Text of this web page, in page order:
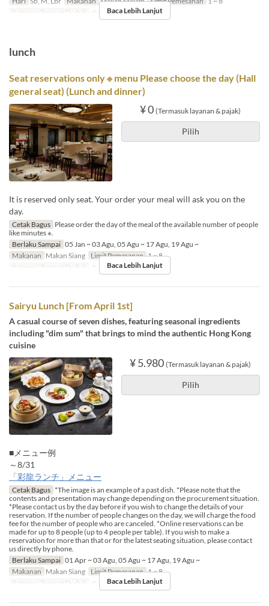
Kategori Tempat Duduk
ホール席Baca Lebih Lanjut
lunch
Seat reservations only ※ menu Please choose the day (Hall
general seat) (Lunch and dinner)
¥ 0 (Termasuk layanan & pajak)
Pilih
It is reserved only seat. Your order your meal will ask you on the
day.
Cetak Bagus Please order the day of the meal of the available number of people
like minutes ※.
Berlaku Sampai 05 Jan ~ 03 Agu, 05 Agu ~ 17 Agu, 19 Agu ~
Makanan Makan Siang Limit Pemesanan 1 ~ 8
Kategori Tempat Duduk
ホール席Baca Lebih Lanjut
Sairyu Lunch [From April 1st]
A casual course of seven dishes, featuring seasonal ingredients
including "dim sum" that brings to mind the authentic Hong Kong
cuisine
¥ 5.980 (Termasuk layanan & pajak)
Pilih
■メニュー例
～8/31
「彩龍ランチ」メニュー
Cetak Bagus *The image is an example of a past dish. *Please note that the
contents and presentation may change depending on the procurement situation.
*Please contact us by the day before if you wish to change the details of your
reservation. If the number of people changes on the day, we will charge the food
fee for the number of people who are canceled. *Online reservations can be
made for up to 8 people (up to 4 people per table). If you wish to make a
reservation for more than that or for the latest seating situation, please contact
us directly by phone.
Berlaku Sampai 01 Apr ~ 03 Agu, 05 Agu ~ 17 Agu, 19 Agu ~
Makanan Makan Siang Limit Pemesanan 1 ~ 8
Kategori Tempat Duduk
ホール席Baca Lebih Lanjut